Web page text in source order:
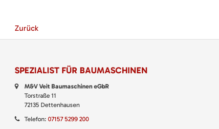
Zurück
SPEZIALIST FÜR BAUMASCHINEN
M&V Veit Baumaschinen eGbR
Torstraße 11
72135 Dettenhausen
Telefon: 07157 5299 200